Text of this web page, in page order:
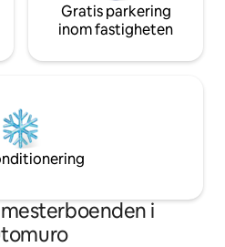
Gratis parkering
inom fastigheten
i